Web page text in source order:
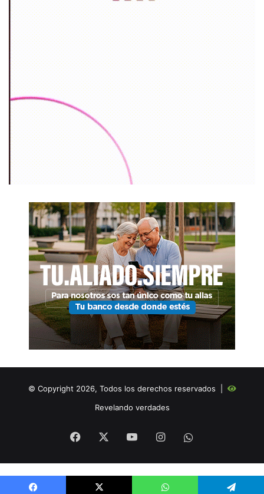
© Copyright 2026, Todos los derechos reservados |
Revelando verdades
Facebook YouTubeInstagram